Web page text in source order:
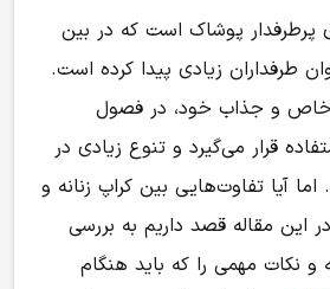
پرطرفدار پوشاک است که در بین
طرفداران زیادی پیدا کرده است.
خاص و جذاب خود، در فصول
قرار می‌گیرد و تنوع زیادی در
آیا تفاوت‌هایی بین کراپ زنانه و
این مقاله قصد داریم به بررسی
و نکات مهمی را که باید هنگام